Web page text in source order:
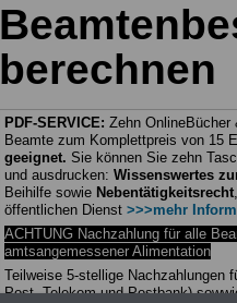
berechnen
PDF-SERVICE: Zehn
Beamte zum Komplettpreis von 15
geeignet. Sie können Sie zehn
und ausdrucken: Wissenswertes
Beihilfe sowie Nebentätigkeitsrecht
öffentlichen Dienst >>>mehr
ACHTUNG Nachzahlung für alle
amtsangemessener Alimentation
Teilweise 5-stellige Nachzahlungen
Post, Telekom und Postbank)